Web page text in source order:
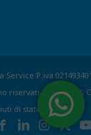
Service P.iva
riservati |
Privacy &
di stato